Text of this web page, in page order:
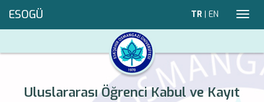
ESOGÜ TR | EN
Uluslararası Öğrenci Kabul ve Kayıt